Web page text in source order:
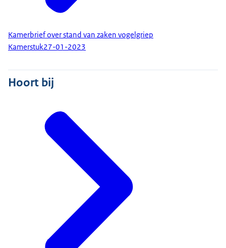
Kamerbrief over stand van zaken vogelgriep
Kamerstuk27-01-2023
Hoort bij